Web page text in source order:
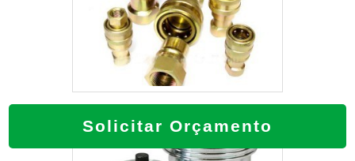
Solicitar Orçamento